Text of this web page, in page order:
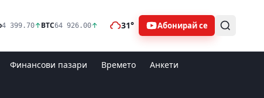
4 399.70↑BTC64 926.00↑ 31° Абонирай се
Финансови пазари Времето Анкети